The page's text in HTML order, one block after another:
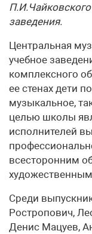
П.И.Чайковского
заведения.
Центральная
учебное
комплексного
ее стенах дети
музыкальное,
целью школы
исполнителей
всесторонним
Среди
Ростропович,
Денис Мацуев,